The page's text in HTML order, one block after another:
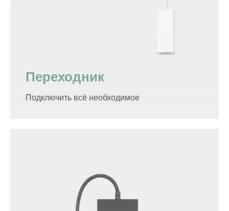
Переходник
Подключить всё необходимое